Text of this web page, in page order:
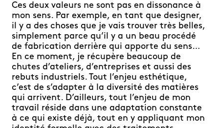
Ces deux valeurs ne sont pas en dissonance à
mon sens. Par exemple, en tant que designer,
il y a des choses que je vais trouver très belles,
simplement parce qu’il y a un beau procédé
de fabrication derrière qui apporte du sens…
En ce moment, je récupère beaucoup de
chutes d’ateliers, d’entreprises et aussi des
rebuts industriels. Tout l’enjeu esthétique,
c’est de s’adapter à la diversité des matières
qui arrivent. D’ailleurs, tout l’enjeu de mon
travail réside dans une adaptation constante
à ce qui existe déjà, tout en y appliquant mon